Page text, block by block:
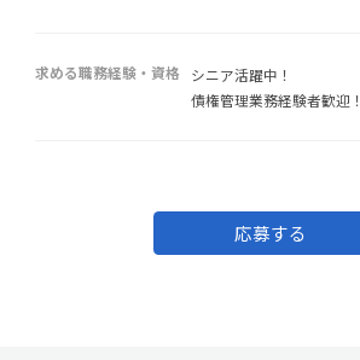
求める職務経験・資格
シニア活躍中！
債権管理業務経験者歓迎！
応募する